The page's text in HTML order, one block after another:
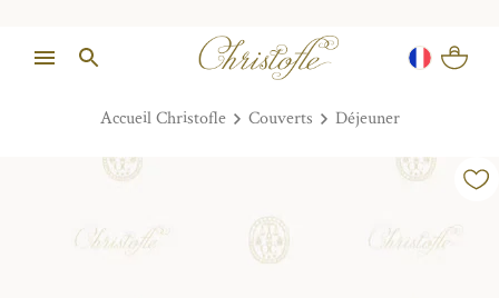
Accueil Christofle Couverts Déjeuner